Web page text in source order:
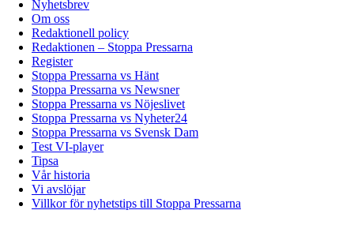
Nyhetsbrev
Om oss
Redaktionell policy
Redaktionen – Stoppa Pressarna
Register
Stoppa Pressarna vs Hänt
Stoppa Pressarna vs Newsner
Stoppa Pressarna vs Nöjeslivet
Stoppa Pressarna vs Nyheter24
Stoppa Pressarna vs Svensk Dam
Test VI-player
Tipsa
Vår historia
Vi avslöjar
Villkor för nyhetstips till Stoppa Pressarna